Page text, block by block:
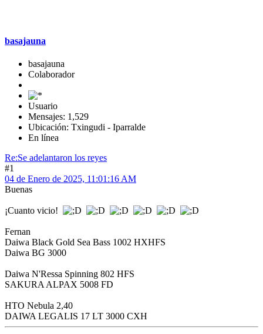
basajauna
basajauna
Colaborador
Usuario
Mensajes: 1,529
Ubicación: Txingudi - Iparralde
En línea
Re:Se adelantaron los reyes
#1
04 de Enero de 2025, 11:01:16 AM
Buenas
¡Cuanto vicio!
Fernan
Daiwa Black Gold Sea Bass 1002 HXHFS
Daiwa BG 3000
Daiwa N'Ressa Spinning 802 HFS
SAKURA ALPAX 5008 FD
HTO Nebula 2,40
DAIWA LEGALIS 17 LT 3000 CXH